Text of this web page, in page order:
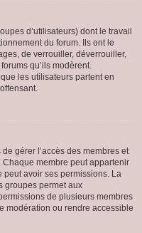
d’utilisateurs) dont le travail
du forum. Ils ont le
de verrouiller, déverrouiller,
qu’ils modèrent.
les utilisateurs partent en
gérer l’accès des membres et
membre peut appartenir
avoir ses permissions. La
groupes permet aux
de plusieurs membres
modération ou rendre accessible